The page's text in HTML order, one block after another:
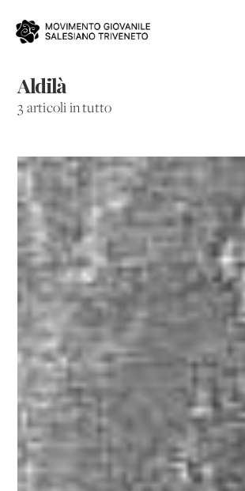
Aldilà
3 articoli in tutto